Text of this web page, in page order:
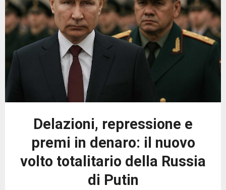
Delazioni, repressione e
premi in denaro: il nuovo
volto totalitario della Russia
di Putin